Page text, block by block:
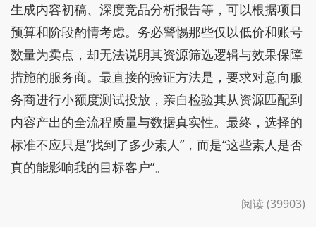
生成内容初稿、深度竞品分析报告等，可以根据项目
预算和阶段酌情考虑。务必警惕那些仅以低价和账号
数量为卖点，却无法说明其资源筛选逻辑与效果保障
措施的服务商。最直接的验证方法是，要求对意向服
务商进行小额度测试投放，亲自检验其从资源匹配到
内容产出的全流程质量与数据真实性。最终，选择的
标准不应只是“找到了多少素人”，而是“这些素人是否
真的能影响我的目标客户”。
阅读 (39903)